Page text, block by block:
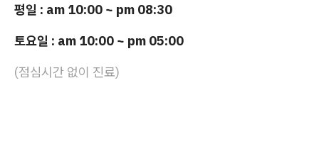
평일 : am 10:00 ~ pm 08:30
토요일 : am 10:00 ~ pm 05:00
(점심시간 없이 진료)